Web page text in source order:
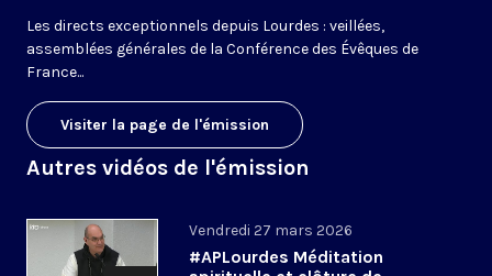
Les directs exceptionnels depuis Lourdes : veillées,
assemblées générales de la Conférence des Évêques de
France...
Visiter la page de l'émission
Autres vidéos de l'émission
Vendredi 27 mars 2026
#APLourdes Méditation